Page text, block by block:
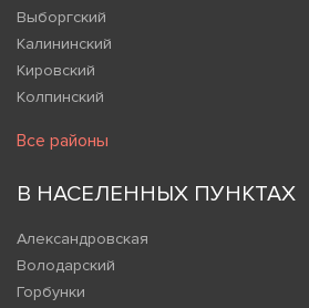
Выборгский
Калининский
Кировский
Колпинский
Все районы
В НАСЕЛЕННЫХ ПУНКТАХ
Александровская
Володарский
Горбунки